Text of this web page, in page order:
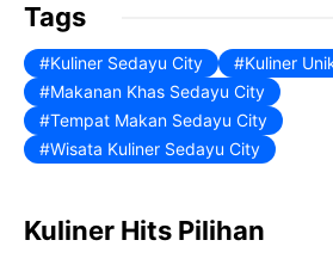
k
t
Tags
Kuliner Sedayu City
Kuliner
Makanan Khas Sedayu City
Tempat Makan Sedayu City
Wisata Kuliner Sedayu City
Kuliner Hits Pilihan